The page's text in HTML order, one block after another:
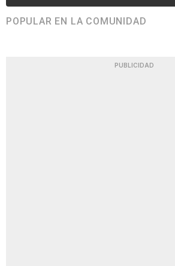
POPULAR EN LA COMUNIDAD
PUBLICIDAD